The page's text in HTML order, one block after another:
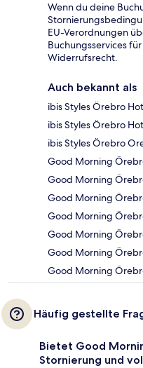
Wenn du deine
EU-Verordnungen
Buchungsservices
Widerrufsrecht.
Auch bekannt als
ibis Styles Örebro
ibis Styles Örebro
ibis Styles Örebro
Good Morning
Good Morning
Good Morning
Good Morning
Good Morning
Good Morning
Good Morning
Häufig gestellte
Bietet Good
Stornierung und